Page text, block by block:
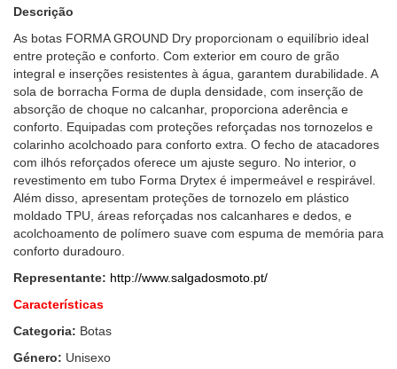
Descrição
As botas FORMA GROUND Dry proporcionam o equilíbrio ideal
entre proteção e conforto. Com exterior em couro de grão
integral e inserções resistentes à água, garantem durabilidade. A
sola de borracha Forma de dupla densidade, com inserção de
absorção de choque no calcanhar, proporciona aderência e
conforto. Equipadas com proteções reforçadas nos tornozelos e
colarinho acolchoado para conforto extra. O fecho de atacadores
com ilhós reforçados oferece um ajuste seguro. No interior, o
revestimento em tubo Forma Drytex é impermeável e respirável.
Além disso, apresentam proteções de tornozelo em plástico
moldado TPU, áreas reforçadas nos calcanhares e dedos, e
acolchoamento de polímero suave com espuma de memória para
conforto duradouro.
Representante: http://www.salgadosmoto.pt/
Características
Categoria: Botas
Género: Unisexo